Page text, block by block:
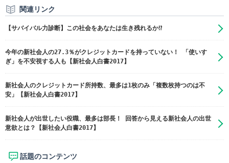
関連リンク
【サバイバル力診断】この社会をあなたは生き残れるか⁉
今年の新社会人の27.3％がクレジットカードを持っていない！ 「使いす
ぎ」を不安視する人も【新社会人白書2017】
新社会人のクレジットカード所持数、最多は1枚のみ「複数枚持つのは不
安」【新社会人白書2017】
新社会人が出世したい役職、最多は部長！ 回答から見える新社会人の出世
意欲とは？【新社会人白書2017】
話題のコンテンツ